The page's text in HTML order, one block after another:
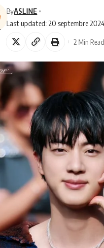
Last updated: 20 septembre
ByASLINE
2 Min Read